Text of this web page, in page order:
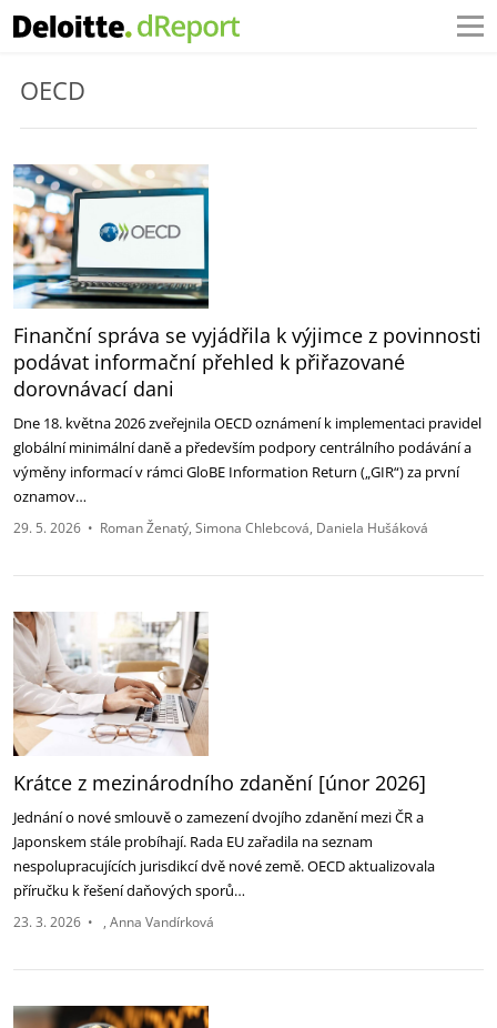
OECD
Finanční správa se vyjádřila k výjimce z povinnosti
podávat informační přehled k přiřazované
dorovnávací dani
Dne 18. května 2026 zveřejnila OECD oznámení k implementaci pravidel
globální minimální daně a především podpory centrálního podávání a
výměny informací v rámci GloBE Information Return („GIR“) za první
oznamov…
29. 5. 2026 • Roman Ženatý Simona Chlebcová Daniela Hušáková
Krátce z mezinárodního zdanění [únor 2026]
Jednání o nové smlouvě o zamezení dvojího zdanění mezi ČR a
Japonskem stále probíhají. Rada EU zařadila na seznam
nespolupracujících jurisdikcí dvě nové země. OECD aktualizovala
příručku k řešení daňových sporů…
23. 3. 2026 • Anna Vandírková